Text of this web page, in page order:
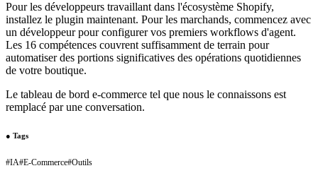
Pour les développeurs travaillant dans l'écosystème Shopify,
installez le plugin maintenant. Pour les marchands, commencez avec
un développeur pour configurer vos premiers workflows d'agent.
Les 16 compétences couvrent suffisamment de terrain pour
automatiser des portions significatives des opérations quotidiennes
de votre boutique.
Le tableau de bord e-commerce tel que nous le connaissons est
remplacé par une conversation.
● Tags
#IA#E-Commerce#Outils